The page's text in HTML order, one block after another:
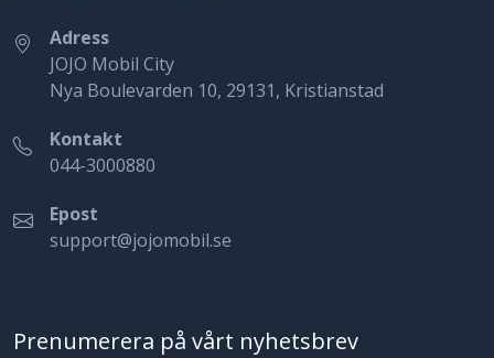
Adress
JOJO Mobil City
Nya Boulevarden 10, 29131, Kristianstad
Kontakt
044-3000880
Epost
support@jojomobil.se
Prenumerera på vårt nyhetsbrev